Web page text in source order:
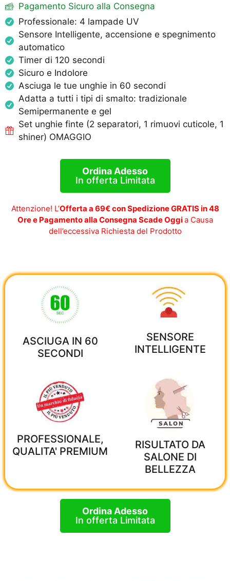
Pagamento Sicuro alla Consegna
Professionale: 4 lampade UV
Sensore Intelligente, accensione e spegnimento
automatico
Timer di 120 secondi
Sicuro e Indolore
Asciuga le tue unghie in 60 secondi
Adatta a tutti i tipi di smalto: tradizionale
Semipermanente e gel
Set unghie finte (2 separatori, 1 rimuovi cuticole, 1
shiner) OMAGGIO
Ordina Adesso
In offerta Limitata
Attenzione! L’Offerta a 69€ con Spedizione GRATIS in 48
Ore e Pagamento alla Consegna Scade Oggia Causa
dell’eccessiva Richiesta del Prodotto
ASCIUGA IN 60
SECONDI
SENSORE
INTELLIGENTE
PROFESSIONALE,
QUALITA' PREMIUM
RISULTATO DA
SALONE DI
BELLEZZA
Ordina Adesso
In offerta Limitata